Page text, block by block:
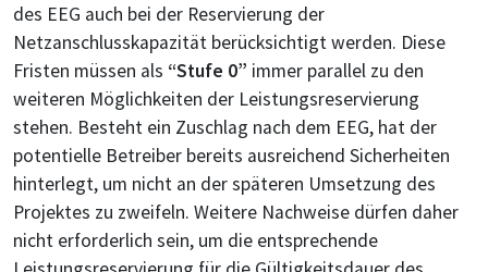
des EEG auch bei der Reservierung der
Netzanschlusskapazität berücksichtigt werden. Diese
Fristen müssen als “Stufe 0” immer parallel zu den
weiteren Möglichkeiten der Leistungsreservierung
stehen. Besteht ein Zuschlag nach dem EEG, hat der
potentielle Betreiber bereits ausreichend Sicherheiten
hinterlegt, um nicht an der späteren Umsetzung des
Projektes zu zweifeln. Weitere Nachweise dürfen daher
nicht erforderlich sein, um die entsprechende